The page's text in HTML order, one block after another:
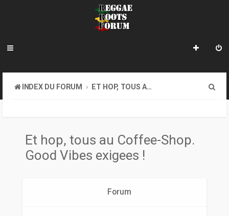
INDEX DU FORUM ET HOP, TOUS AU COFFEE-SHOP. GOOD VIBES EXIGEES !
Et hop, tous au Coffee-Shop.
Good Vibes exigees !
Forum